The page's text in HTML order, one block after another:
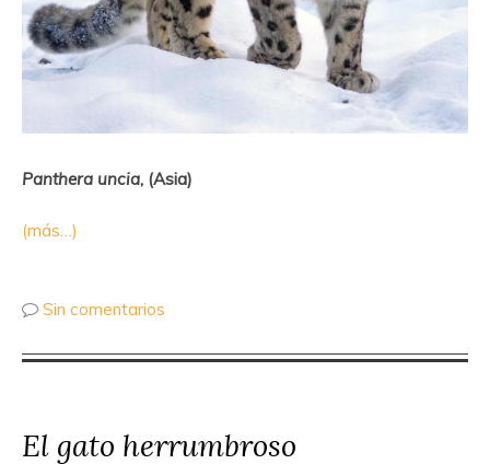
Panthera uncia, (Asia)
(más…)
Sin comentarios
El gato herrumbroso